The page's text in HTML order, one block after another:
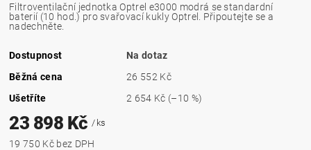
Filtroventilační jednotka Optrel e3000 modrá se standardní
baterií (10 hod.) pro svařovací kukly Optrel. Připoutejte se a
nadechněte.
Dostupnost
Na dotaz
Běžná cena
26 552 Kč
Ušetříte
2 654 Kč (–10 %)
23 898 Kč/ ks
19 750 Kč bez DPH